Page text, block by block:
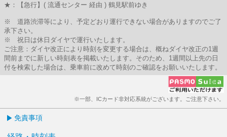
★：【急行】( 流通センター 経由 ) 鶴見駅前ゆき
※ 道路渋滞等により、予定どおり運行できない場合がありますのでご了
承下さい。
※ 祝日は休日ダイヤで運行いたします。
ご注意：ダイヤ改正により時刻を変更する場合は、概ねダイヤ改正の1週
間前までに新しい時刻表を掲載いたします。そのため、1週間以上先の日
付を検索した場合は、乗車前に改めて時刻のご確認をお願いいたします。
※一部、ICカード非対応系統がございます。ご注意下さい。
免責事項